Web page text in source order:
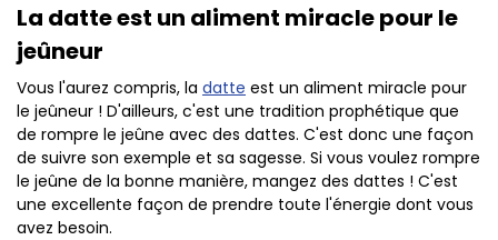
La datte est un aliment miracle pour le
jeûneur
Vous l'aurez compris, la datte est un aliment miracle pour
le jeûneur ! D'ailleurs, c'est une tradition prophétique que
de rompre le jeûne avec des dattes. C'est donc une façon
de suivre son exemple et sa sagesse. Si vous voulez rompre
le jeûne de la bonne manière, mangez des dattes ! C'est
une excellente façon de prendre toute l'énergie dont vous
avez besoin.